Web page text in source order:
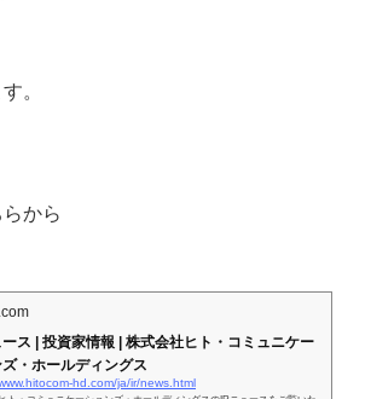
。
から
ース | 投資家情報 | 株式会社ヒト・コミュニケー
・ホールディングス
hd.com/ja/ir/news.html